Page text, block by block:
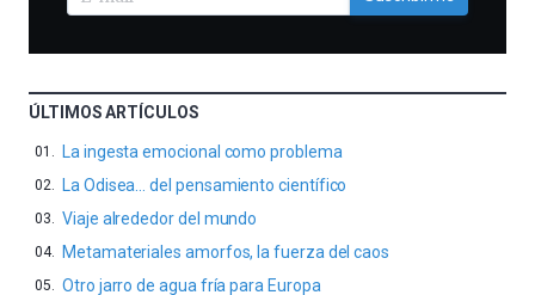
ÚLTIMOS ARTÍCULOS
La ingesta emocional como problema
La Odisea… del pensamiento científico
Viaje alrededor del mundo
Metamateriales amorfos, la fuerza del caos
Otro jarro de agua fría para Europa